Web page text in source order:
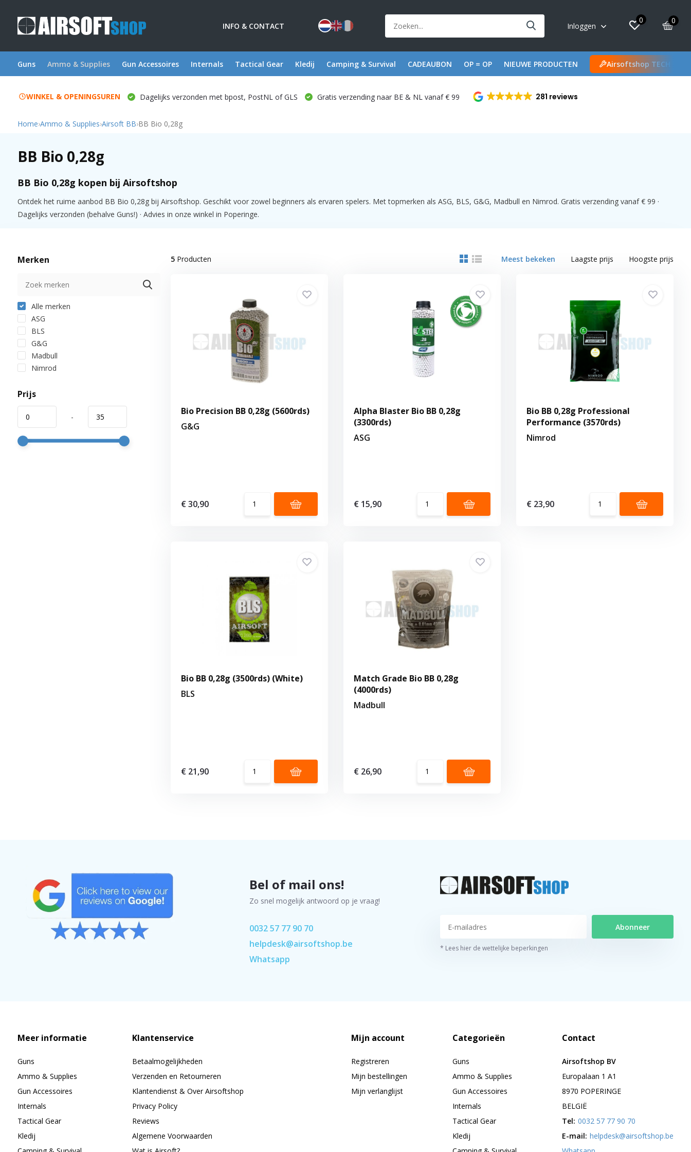
INFO & CONTACT Inloggen
0 0
Guns Ammo & Supplies Gun Accessoires Internals Tactical Gear Kledij Camping & Survival CADEAUBON OP = OP NIEUWE PRODUCTEN Airsoftshop TECH
WINKEL & OPENINGSUREN Dagelijks verzonden met bpost, PostNL of GLS Gratis verzending naar BE & NL vanaf € 99 281 reviews
Home›Ammo & Supplies›Airsoft BB›BB Bio 0,28g
BB Bio 0,28g
BB Bio 0,28g kopen bij Airsoftshop
Ontdek het ruime aanbod BB Bio 0,28g bij Airsoftshop. Geschikt voor zowel beginners als ervaren spelers. Met topmerken als ASG, BLS, G&G, Madbull en Nimrod. Gratis verzending vanaf € 99 ·
Dagelijks verzonden (behalve Guns!) · Advies in onze winkel in Poperinge.
Merken
Alle merken
ASG
BLS
G&G
Madbull
Nimrod
Prijs
-
5Producten Meest bekeken Laagste prijs Hoogste prijs
Bio Precision BB 0,28g (5600rds)
G&G
€ 30,90
Alpha Blaster Bio BB 0,28g
(3300rds)
ASG
€ 15,90
Bio BB 0,28g Professional
Performance (3570rds)
Nimrod
€ 23,90
Bio BB 0,28g (3500rds) (White)
BLS
€ 21,90
Match Grade Bio BB 0,28g
(4000rds)
Madbull
€ 26,90
Bel of mail ons!
Zo snel mogelijk antwoord op je vraag!
0032 57 77 90 70
helpdesk@airsoftshop.be
Whatsapp
Abonneer
* Lees hier de wettelijke beperkingen
Meer informatie
Guns
Ammo & Supplies
Gun Accessoires
Internals
Tactical Gear
Kledij
Klantenservice
Betaalmogelijkheden
Verzenden en Retourneren
Klantendienst & Over Airsoftshop
Privacy Policy
Reviews
Algemene Voorwaarden
Mijn account
Registreren
Mijn bestellingen
Mijn verlanglijst
Categorieën
Guns
Ammo & Supplies
Gun Accessoires
Internals
Tactical Gear
Kledij
Contact
Airsoftshop BV
Europalaan 1 A1
8970 POPERINGE
BELGIË
Tel: 0032 57 77 90 70
E-mail: helpdesk@airsoftshop.be